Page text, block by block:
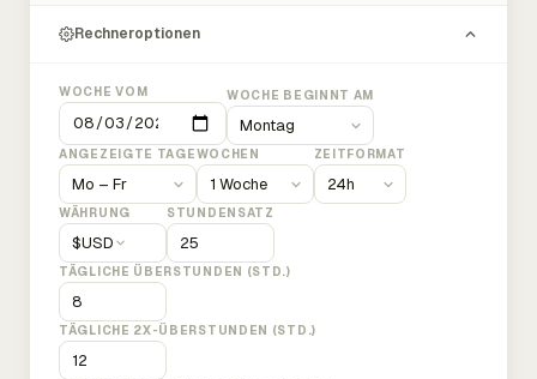
Rechneroptionen
WOCHE VOM WOCHE BEGINNT AM
ANGEZEIGTE TAGEWOCHEN ZEITFORMAT
WÄHRUNG
$USD
STUNDENSATZ
TÄGLICHE ÜBERSTUNDEN (STD.)
TÄGLICHE 2X-ÜBERSTUNDEN (STD.)